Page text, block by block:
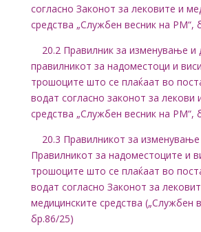
согласно Законот за лековите и
средства „Службен весник на РМ“,
20.2 Правилник за изменување
правилникот за надоместоци и
трошоците што се плаќаат во
водат согласно законот за лекови
средства „Службен весник на РМ“,
20.3 Правилникот за
Правилникот за надоместоците и
трошоците што се плаќаат во
водат согласно Законот за
медицинските средства („Службен
бр.86/25)